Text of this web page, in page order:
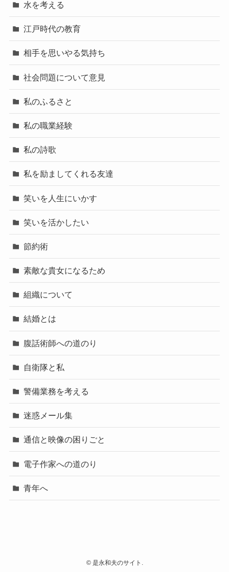
水を考える
江戸時代の教育
相手を思いやる気持ち
社会問題について意見
私のふるさと
私の職業経験
私の詩歌
私を励ましてくれる友達
笑いを人生にいかす
笑いを活かしたい
節約術
素敵な貴女になるため
組織について
結婚とは
腹話術師への道のり
自衛隊と私
警備業務を考える
迷惑メール集
通信と映像の困りごと
電子作家への道のり
青年へ
©是永和夫のサイト.